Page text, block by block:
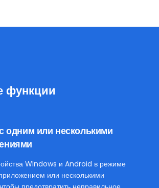
функции
одним или несколькими
WIndows и Android в режиме
или несколькими